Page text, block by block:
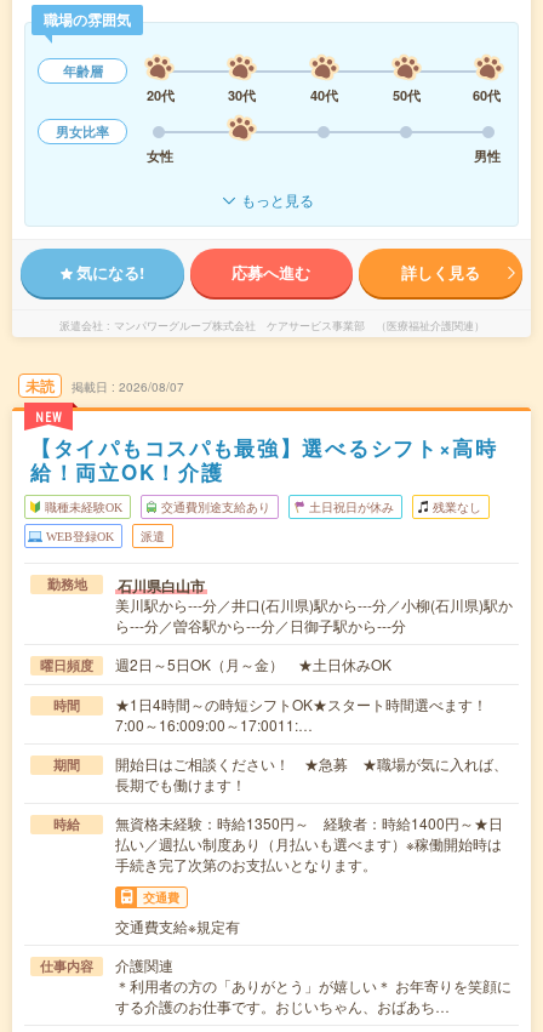
職場の雰囲気
年齢層
20代
30代 40代 50代
60代
男女比率
女性
男性
もっと見る
気になる! 応募へ進む 詳しく見る
派遣会社 マンパワーグループ株式会社 ケアサービス事業部 （医療福祉介護関連）
未読
NEW
掲載日 2026/08/07
【タイパもコスパも最強】選べるシフト×高時
給！両立OK！介護
職種未経験OK 交通費別途支給あり 土日祝日が休み 残業なし
WEB登録OK 派遣
勤務地 石川県白山市
美川駅から---分／井口(石川県)駅から---分／小柳(石川県)駅か
ら---分／曽谷駅から---分／日御子駅から---分
曜日頻度 週2日～5日OK（月～金） ★土日休みOK
時間
★1日4時間～の時短シフトOK★スタート時間選べます！
7:00～16:009:00～17:0011:…
期間
開始日はご相談ください！ ★急募 ★職場が気に入れば、
長期でも働けます！
時給
無資格未経験：時給1350円～ 経験者：時給1400円～★日
払い／週払い制度あり（月払いも選べます）※稼働開始時は
手続き完了次第のお支払いとなります。
交通費
交通費支給※規定有
仕事内容
介護関連
＊利用者の方の「ありがとう」が嬉しい＊ お年寄りを笑顔に
する介護のお仕事です。おじいちゃん、おばあち…